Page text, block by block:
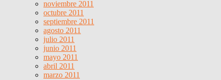
noviembre 2011
octubre 2011
septiembre 2011
agosto 2011
julio 2011
junio 2011
mayo 2011
abril 2011
marzo 2011